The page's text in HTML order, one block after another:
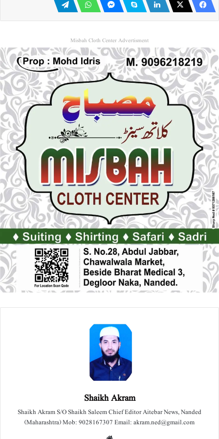
Misbah Cloth Center Advertisment
Shaikh Akram
Shaikh Akram S/O Shaikh Saleem Chief Editor Aitebar News, Nanded
(Maharashtra) Mob: 9028167307 Email: akram.ned@gmail.com